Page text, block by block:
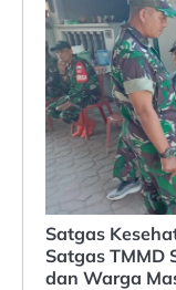
Satgas
Satgas TMMD
dan Warga